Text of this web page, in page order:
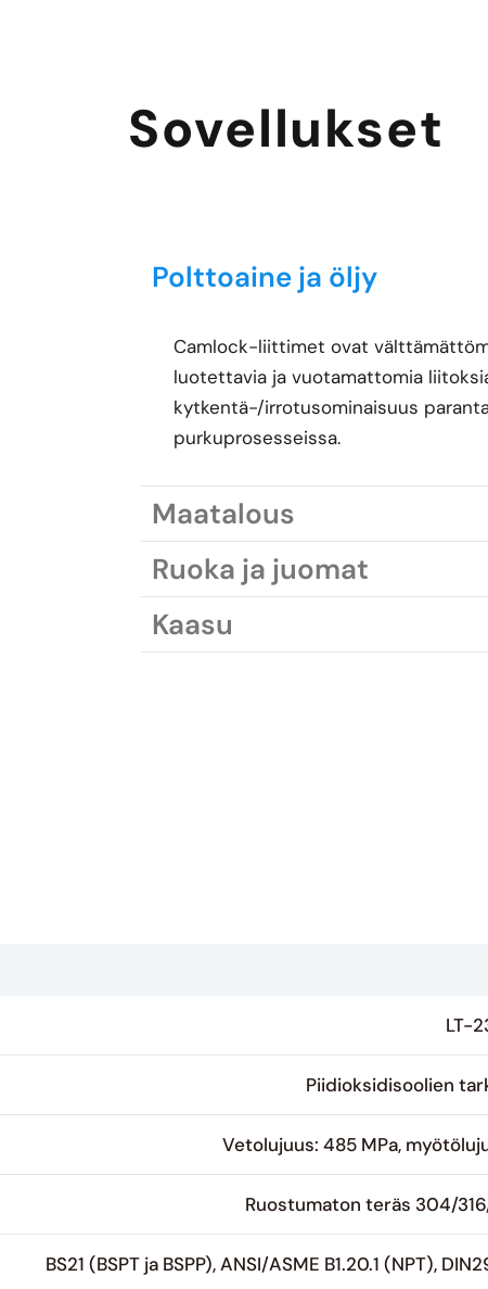
Sovellukset
Polttoaine ja öljy
Camlock-liittimet ovat
luotettavia ja vuotamattomia
kytkentä-/irrotusominaisuus
purkuprosesseissa.
Maatalous
Ruoka ja juomat
Kaasu
LT-
Piidioksidisoolien
Vetolujuus: 485 MPa,
Ruostumaton teräs 304/
BS21 (BSPT ja BSPP), ANSI/ASME B1.20.1 (NPT),